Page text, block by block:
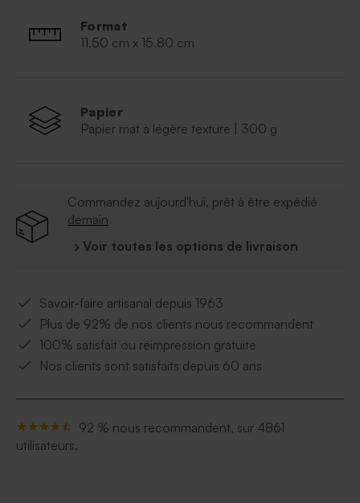
Format
11,50 cm x 15,80 cm
Papier
Papier mat à légère texture | 300 g
Commandez aujourd'hui, prêt à être expédié
demain
› Voir toutes les options de livraison
Savoir-faire artisanal depuis 1963
Plus de 92% de nos clients nous recommandent
100% satisfait ou réimpression gratuite
Nos clients sont satisfaits depuis 60 ans
92 % nous recommandent, sur 4861
utilisateurs.